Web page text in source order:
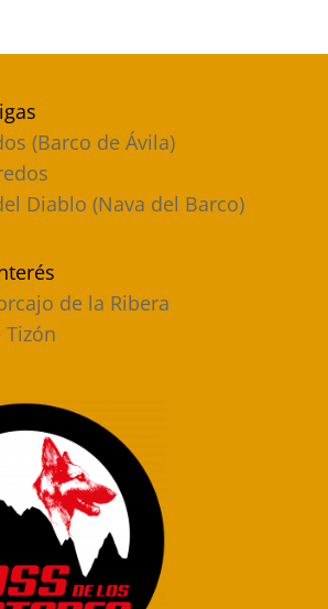
(Barco de Ávila)
Diablo (Nava del Barco)
de la Ribera
Tizón